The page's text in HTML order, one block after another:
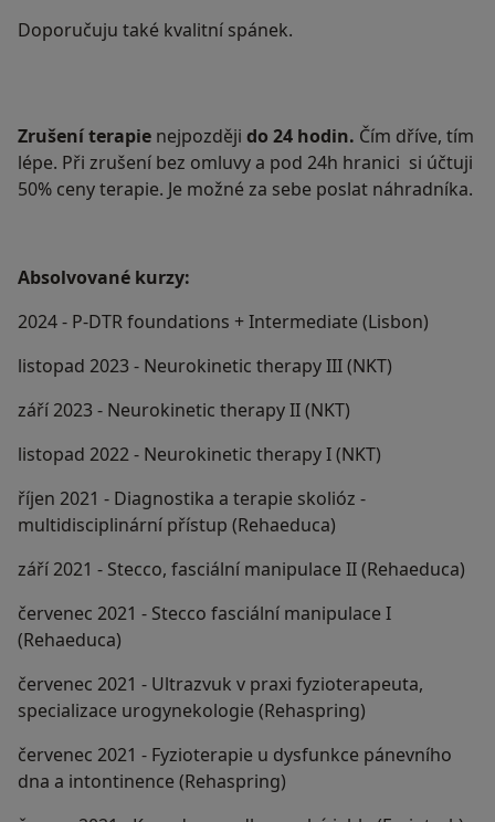
Doporučuju také kvalitní spánek.
Zrušení terapie nejpozději do 24 hodin. Čím dříve, tím
lépe. Při zrušení bez omluvy a pod 24h hranici si účtuji
50% ceny terapie. Je možné za sebe poslat náhradníka.
Absolvované kurzy:
2024 - P-DTR foundations + Intermediate (Lisbon)
listopad 2023 - Neurokinetic therapy III (NKT)
září 2023 - Neurokinetic therapy II (NKT)
listopad 2022 - Neurokinetic therapy I (NKT)
říjen 2021 - Diagnostika a terapie skolióz -
multidisciplinární přístup (Rehaeduca)
září 2021 - Stecco, fasciální manipulace II (Rehaeduca)
červenec 2021 - Stecco fasciální manipulace I
(Rehaeduca)
červenec 2021 - Ultrazvuk v praxi fyzioterapeuta,
specializace urogynekologie (Rehaspring)
červenec 2021 - Fyzioterapie u dysfunkce pánevního
dna a intontinence (Rehaspring)